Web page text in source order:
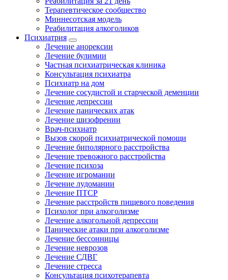
Терапевтическое сообщество
Миннесотская модель
Реабилитация алкоголиков
Психиатрия
Лечение анорексии
Лечение булимии
Частная психиатрическая клиника
Консультация психиатра
Психиатр на дом
Лечение сосудистой и старческой деменции
Лечение депрессии
Лечение панических атак
Лечение шизофрении
Врач-психиатр
Вызов скорой психиатрической помощи
Лечение биполярного расстройства
Лечение тревожного расстройства
Лечение психоза
Лечение игромании
Лечение лудомании
Лечение ПТСР
Лечение расстройств пищевого поведения
Психолог при алкоголизме
Лечение алкогольной депрессии
Панические атаки при алкоголизме
Лечение бессонницы
Лечение неврозов
Лечение СДВГ
Лечение стресса
Консультация психотерапевта